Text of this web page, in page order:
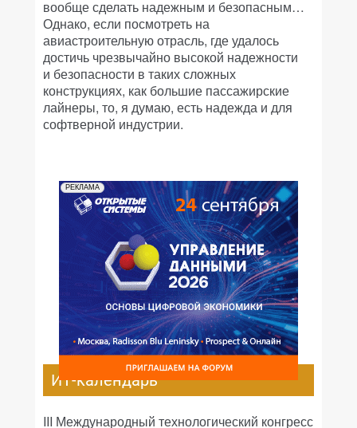
вообще сделать надежным и безопасным…
Однако, если посмотреть на
авиастроительную отрасль, где удалось
достичь чрезвычайно высокой надежности
и безопасности в таких сложных
конструкциях, как большие пассажирские
лайнеры, то, я думаю, есть надежда и для
софтверной индустрии.
РЕКЛАМА
ИТ-календарь
III Международный технологический конгресс